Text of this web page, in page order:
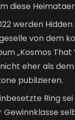
diese
werden Hidden
von dem
„Kosmos That
eher als
publizieren.
Ring sei
Gewinnklasse